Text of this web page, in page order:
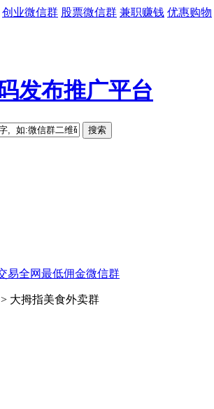
创业微信群 股票微信群 兼职赚钱 优惠购物
> 大拇指美食外卖群